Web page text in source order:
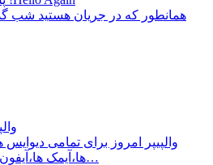
همانطور که در جریان هستید شب
والپیپر امروز برای تمامی
ها،آیمک ها،آیفون ها،آیپد ها آماده دانلود…